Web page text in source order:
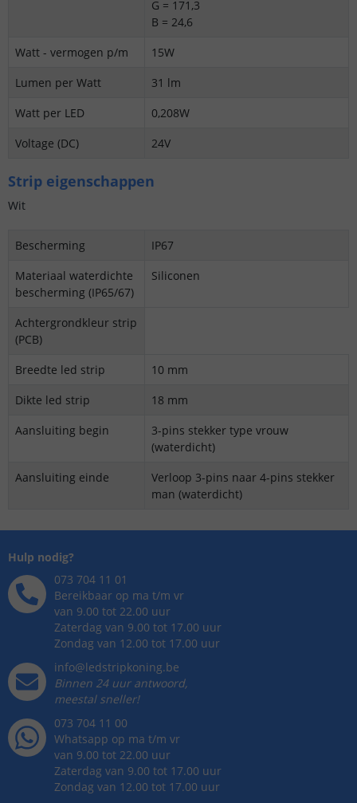
G = 171,3
B = 24,6
Watt - vermogen p/m
15W
Lumen per Watt
31 lm
Watt per LED
0,208W
Voltage (DC)
24V
Strip eigenschappen
Wit
Bescherming
IP67
Materiaal waterdichte
bescherming (IP65/67)
Siliconen
Achtergrondkleur strip
(PCB)
Breedte led strip
10 mm
Dikte led strip
18 mm
Aansluiting begin
3-pins stekker type vrouw
(waterdicht)
Aansluiting einde
Verloop 3-pins naar 4-pins stekker
man (waterdicht)
Hulp nodig?
073 704 11 01
Bereikbaar op ma t/m vr
van 9.00 tot 22.00 uur
Zaterdag van 9.00 tot 17.00 uur
Zondag van 12.00 tot 17.00 uur
info@ledstripkoning.be
Binnen 24 uur antwoord,
meestal sneller!
073 704 11 00
Whatsapp op ma t/m vr
van 9.00 tot 22.00 uur
Zaterdag van 9.00 tot 17.00 uur
Zondag van 12.00 tot 17.00 uur